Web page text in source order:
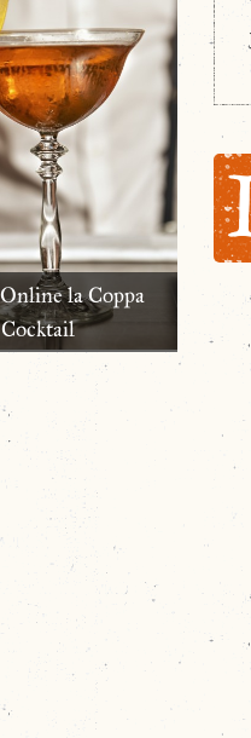
la Coppa
Cocktail